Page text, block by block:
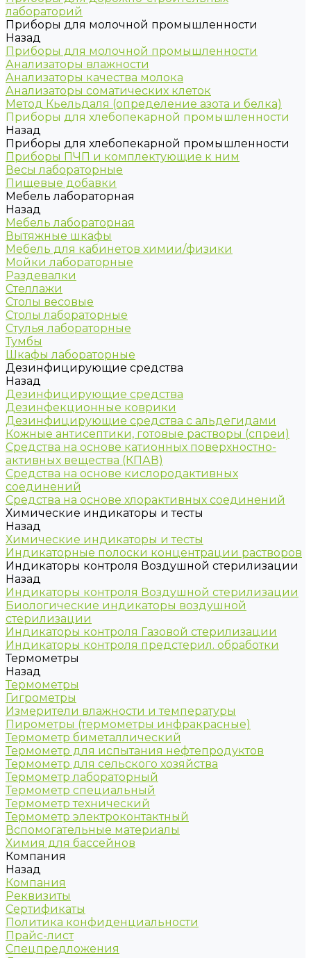
лабораторий
Приборы для молочной промышленности
Назад
Приборы для молочной промышленности
Анализаторы влажности
Анализаторы качества молока
Анализаторы соматических клеток
Метод Кьельдаля (определение азота и белка)
Приборы для хлебопекарной промышленности
Назад
Приборы для хлебопекарной промышленности
Приборы ПЧП и комплектующие к ним
Весы лабораторные
Пищевые добавки
Мебель лабораторная
Назад
Мебель лабораторная
Вытяжные шкафы
Мебель для кабинетов химии/физики
Мойки лабораторные
Раздевалки
Стеллажи
Столы весовые
Столы лабораторные
Стулья лабораторные
Тумбы
Шкафы лабораторные
Дезинфицирующие средства
Назад
Дезинфицирующие средства
Дезинфекционные коврики
Дезинфицирующие средства с альдегидами
Кожные антисептики, готовые растворы (спреи)
Средства на основе катионных поверхностно-
активных вещества (КПАВ)
Средства на основе кислородактивных
соединений
Средства на основе хлорактивных соединений
Химические индикаторы и тесты
Назад
Химические индикаторы и тесты
Индикаторные полоски концентрации растворов
Индикаторы контроля Воздушной стерилизации
Назад
Индикаторы контроля Воздушной стерилизации
Биологические индикаторы воздушной
стерилизации
Индикаторы контроля Газовой стерилизации
Индикаторы контроля предстерил. обработки
Термометры
Назад
Термометры
Гигрометры
Измерители влажности и температуры
Пирометры (термометры инфракрасные)
Термометр биметаллический
Термометр для испытания нефтепродуктов
Термометр для сельского хозяйства
Термометр лабораторный
Термометр специальный
Термометр технический
Термометр электроконтактный
Вспомогательные материалы
Химия для бассейнов
Компания
Назад
Компания
Реквизиты
Сертификаты
Политика конфиденциальности
Прайс-лист
Спецпредложения